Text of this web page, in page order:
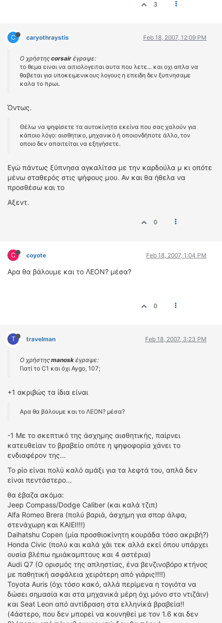
3
C caryothraystis Feb 18, 2007, 12:09 PM
Ο χρήστης corsair έγραψε:
το θεμα ειναι να αιτιολογειται αυτα που λετε... και οχι απλα να
θαβεται για υποκειμενικους λογους η επειδη δεν ξυπνησαμε
καλα το πρωι.
Όντως.
Θέλω να ψηφίσετε τα αυτοκίνητα εκείνα που σας χαλούν για
κάποιο λόγο: αισθητικο, μηχανικό ή οποιονδήποτε άλλο, τον
οποιο δεν απαιτείται να εξηγήσετε.
Εγώ πάντως ξύπνησα αγκαλίτσα με την καρδούλα μ κι οπότε
μένω σταθερός στις ψήφους μου. Αν και θα ήθελα να
προσθέσω και το
Αξεντ.
0
C coyote Feb 18, 2007, 1:04 PM
Αρα θα βάλουμε και το ΛΕΟΝ? μέσα?
0
T travelman Feb 18, 2007, 3:23 PM
Ο χρήστης manosk έγραψε:
Γιατί το C1 και όχι Aygo, 107;
+1 ακριβώς τα ίδια είναι
Αρα θα βάλουμε και το ΛΕΟΝ? μέσα?
-1 Με το σκεπτικό της άσχημης αισθητικής, παίρνει
κατευθείαν το βραβείο οπότε η ψηφοφορία χάνει το
ενδιαφέρον της...
Το ρίο είναι πολύ καλό αμάξι για τα λεφτά του, απλά δεν
είναι πεντάστερο...
θα έβαζα ακόμα:
Jeep Compass/Dodge Caliber (και καλά τζιπ)
Alfa Romeo Brera (πολύ βαριά, άσχημη για σπορ άλφα,
στενάχωρη και ΚΑΙΕΙ!!!)
Daihatshu Copen (μία προσθιοκίνητη κουράδα τόσο ακριβή?)
Honda Civic (πολύ και καλά χάι τεκ αλλά εκεί όπου υπάρχει
ουσία βλέπω ημιάκαμπτους και 4 αστέρια)
Audi Q7 (Ο ορισμός της απληστίας, ένα βενζινοβόρο κτήνος
με παθητική ασφάλεια χειρότερη από γιάρις!!!!)
Toyota Auris (όχι τόσο κακό, αλλά περίμενα η τογιότα να
δώσει σημασία και στα μηχανικά μέρη όχι μόνο στο ντιζάιν)
και Seat Leon από αντίδραση στα ελληνίκά βραβεία!!
(4άστερο, που δεν μπορεί να κουνηθεί με τον 1.6 και δεν